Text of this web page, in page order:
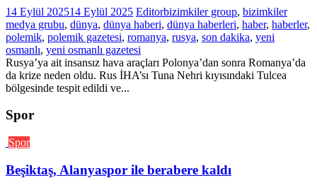
14 Eylül 202514 Eylül 2025 Editorbizimkiler group, bizimkiler
medya grubu, dünya, dünya haberi, dünya haberleri, haber, haberler,
polemik, polemik gazetesi, romanya, rusya, son dakika, yeni
osmanlı, yeni osmanlı gazetesi
Rusya’ya ait insansız hava araçları Polonya’dan sonra Romanya’da
da krize neden oldu. Rus İHA’sı Tuna Nehri kıyısındaki Tulcea
bölgesinde tespit edildi ve...
Spor
Spor
Beşiktaş, Alanyaspor ile berabere kaldı